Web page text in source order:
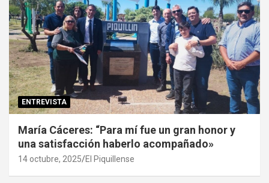
ENTREVISTA
María Cáceres: “Para mí fue un gran honor y
una satisfacción haberlo acompañado»
14 octubre, 2025 El Piquillense